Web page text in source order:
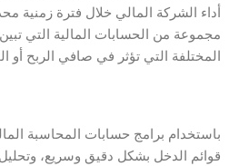
أداء الشركة المالي خلال فترة زمنية
مجموعة من الحسابات المالية التي
المختلفة التي تؤثر في صافي الربح أو
باستخدام برامج حسابات المحاسبة
قوائم الدخل بشكل دقيق وسريع، وتحليل